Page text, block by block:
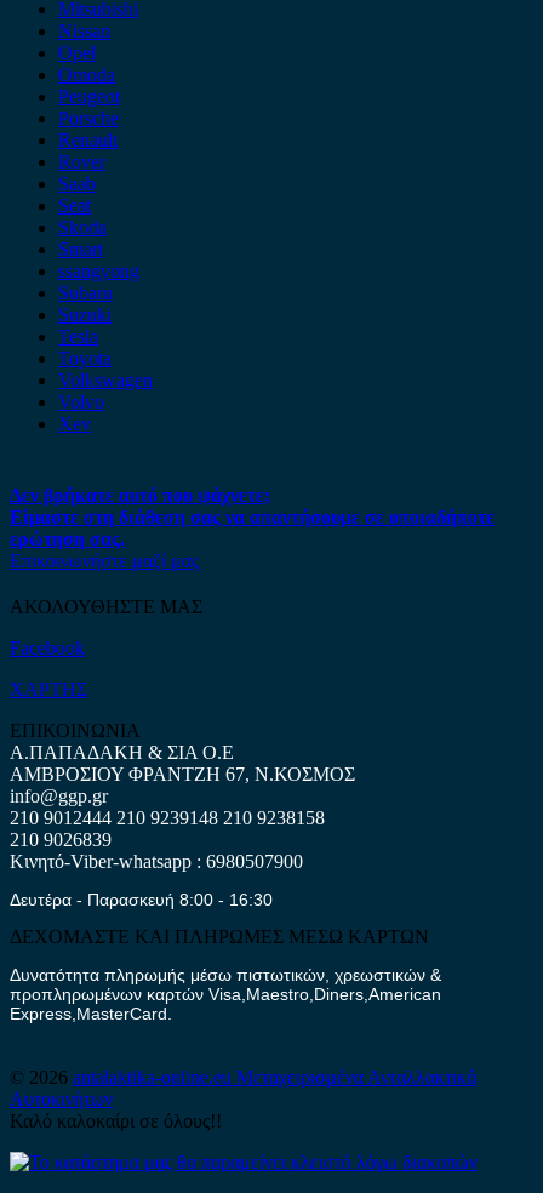
Mitsubishi
Nissan
Opel
Omoda
Peugeot
Porsche
Renault
Rover
Saab
Seat
Skoda
Smart
ssangyong
Subaru
Suzuki
Tesla
Toyota
Volkswagen
Volvo
Xev
Δεν βρήκατε αυτό που ψάχνετε;
Είμαστε στη διάθεση σας να απαντήσουμε σε οποιαδήποτε
ερώτηση σας.
Επικοινωνήστε μαζί μας
ΑΚΟΛΟΥΘΗΣΤΕ ΜΑΣ
Facebook
ΧΑΡΤΗΣ
ΕΠΙΚΟΙΝΩΝΙΑ
Α.ΠΑΠΑΔΑΚΗ & ΣΙΑ Ο.Ε
ΑΜΒΡΟΣΙΟΥ ΦΡΑΝΤΖΗ 67, Ν.ΚΟΣΜΟΣ
info@ggp.gr
210 9012444 210 9239148 210 9238158
210 9026839
Κινητό-Viber-whatsapp : 6980507900
Δευτέρα - Παρασκευή 8:00 - 16:30
ΔΕΧΟΜΑΣΤΕ ΚΑΙ ΠΛΗΡΩΜΕΣ ΜΕΣΩ ΚΑΡΤΩΝ
Δυνατότητα πληρωμής μέσω πιστωτικών, χρεωστικών &
προπληρωμένων καρτών Visa,Maestro,Diners,American
Express,MasterCard.
© 2026 antalaktika-online.eu Μεταχειρισμένα Ανταλλακτικά
Αυτοκινήτων
Καλό καλοκαίρι σε όλους!!